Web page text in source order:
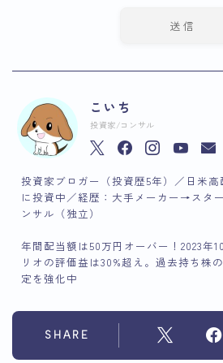
こいち
投資家/コンサル
投資家ブロガー（投資歴5年）／日米
に投資中／経歴：大手メーカー→スタ
ンサル（独立）
年間配当額は50万円オーバー！2023年
リオの評価益は30%超え。過去持ち株
定を強化中
SHARE